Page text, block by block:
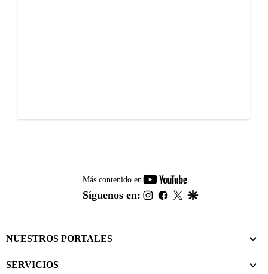
Más contenido en
youtube-
footer
Síguenos en: instagram
facebook
twitter
NUESTROS PORTALES
SERVICIOS